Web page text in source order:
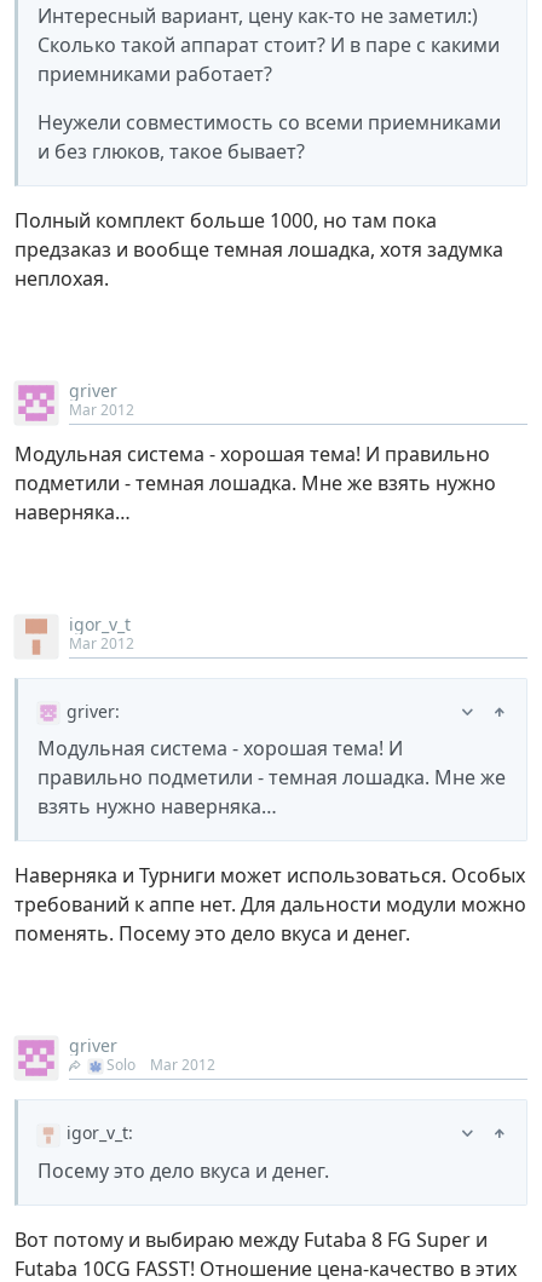
Интересный вариант, цену как-то не заметил:)
Сколько такой аппарат стоит? И в паре с какими
приемниками работает?
Неужели совместимость со всеми приемниками
и без глюков, такое бывает?
Полный комплект больше 1000, но там пока
предзаказ и вообще темная лошадка, хотя задумка
неплохая.
griver
Mar 2012
Модульная система - хорошая тема! И правильно
подметили - темная лошадка. Мне же взять нужно
наверняка…
igor_v_t
Mar 2012
griver:
Модульная система - хорошая тема! И
правильно подметили - темная лошадка. Мне же
взять нужно наверняка…
Наверняка и Турниги может использоваться. Особых
требований к аппе нет. Для дальности модули можно
поменять. Посему это дело вкуса и денег.
griver
Solo Mar 2012
igor_v_t:
Посему это дело вкуса и денег.
Вот потому и выбираю между Futaba 8 FG Super и
Futaba 10CG FASST! Отношение цена-качество в этих